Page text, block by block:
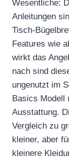
Wesentliche:
Anleitungen
Tisch-
Features wie
wirkt das
nach sind
ungenutzt im
Basics Modell
Ausstattung.
Vergleich zu
kleiner, aber
kleinere